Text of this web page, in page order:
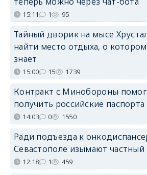
15:11 1 95
Тайный дворик на мысе
найти место отдыха, о
знает
15:00 15 1739
Контракт с Минобороны
получить российские
14:03 0 1550
Ради подъезда к
Севастополе изымают частный
12:18 1 459